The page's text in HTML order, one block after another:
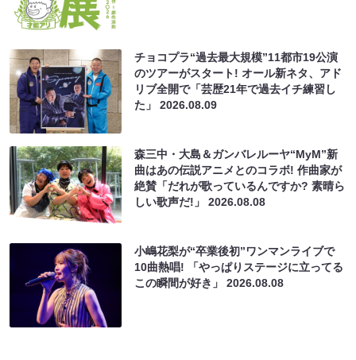
チョコプラ“過去最大規模”11都市19公演
のツアーがスタート! オール新ネタ、アド
リブ全開で「芸歴21年で過去イチ練習し
た」2026.08.09
森三中・大島＆ガンバレルーヤ“MyM”新
曲はあの伝説アニメとのコラボ! 作曲家が
絶賛「だれが歌っているんですか? 素晴ら
しい歌声だ!」2026.08.08
小嶋花梨が“卒業後初”ワンマンライブで
10曲熱唱! 「やっぱりステージに立ってる
この瞬間が好き」2026.08.08